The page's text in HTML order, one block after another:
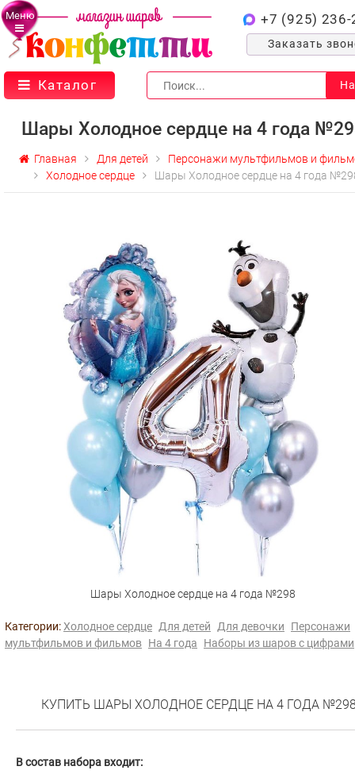
Меню +7 (925) 236-
Заказать
Каталог
Шары Холодное сердце на 4 года
Главная Для детей
Персонажи мультфильмов и
Холодное сердце
Шары Холодное сердце на 4 года
Шары Холодное сердце на 4 года №298
Категории:Холодное сердце Для детей Для девочки
Персонажи
мультфильмов и фильмов На 4 года Наборы из шаров с цифрами
КУПИТЬ ШАРЫ ХОЛОДНОЕ СЕРДЦЕ НА 4 ГОДА
В состав набора входит: